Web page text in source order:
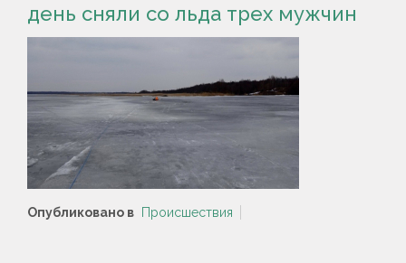
день сняли со льда трех мужчин
Опубликовано в Происшествия